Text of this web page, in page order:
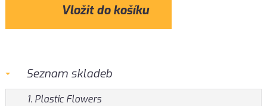
Seznam skladeb
1. Plastic Flowers